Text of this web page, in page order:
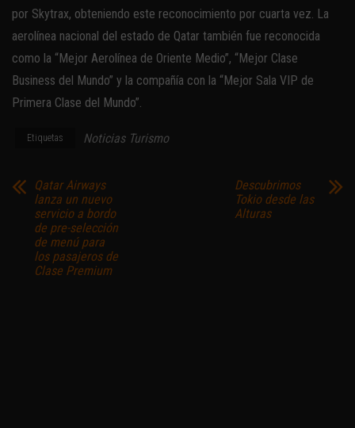
por Skytrax, obteniendo este reconocimiento por cuarta vez. La
aerolínea nacional del estado de Qatar también fue reconocida
como la “Mejor Aerolínea de Oriente Medio”, “Mejor Clase
Business del Mundo” y la compañía con la “Mejor Sala VIP de
Primera Clase del Mundo”.
Etiquetas Noticias Turismo
Qatar Airways
lanza un nuevo
servicio a bordo
de pre-selección
de menú para
los pasajeros de
Clase Premium
Descubrimos
Tokio desde las
Alturas